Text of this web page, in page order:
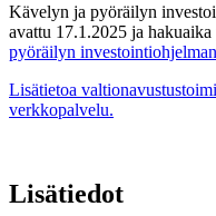
Kävelyn ja pyöräilyn
avattu 17.1.2025 ja
pyöräilyn
Lisätietoa
verkkopalvelu.
Lisätiedot